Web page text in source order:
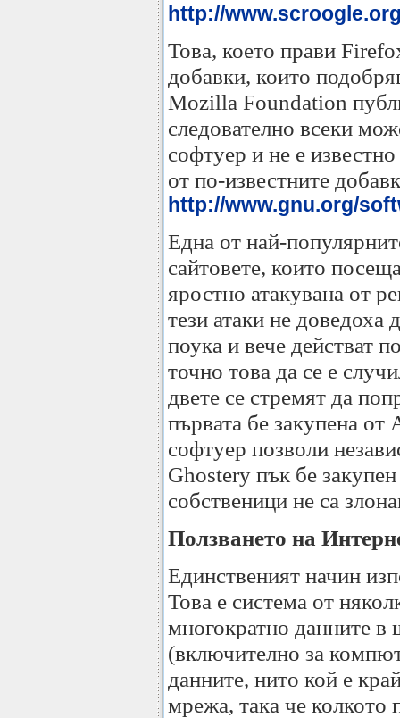
http://
Това, което прави
добавки, които
Mozilla Foundation
следователно всеки
софтуер и не е
от по-известните
http://www.gnu.org/
Една от най-
сайтовете, които
яростно атакувана от
тези атаки не
поука и вече действат
точно това да се е
двете се стремят да
първата бе закупена
софтуер позволи
Ghostery пък бе
собственици не са
Ползването на
Единственият начин
Това е система от
многократно данните
(включително за
данните, нито кой е
мрежа, така че колкото